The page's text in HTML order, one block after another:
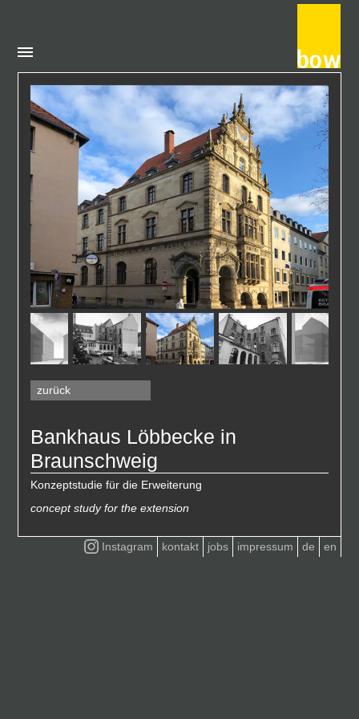
zurück
Bankhaus Löbbecke in
Braunschweig
Konzeptstudie für die Erweiterung
concept study for the extension
kontakt jobs impressum de en
Instagram